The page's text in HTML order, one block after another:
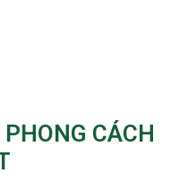
CÁCH